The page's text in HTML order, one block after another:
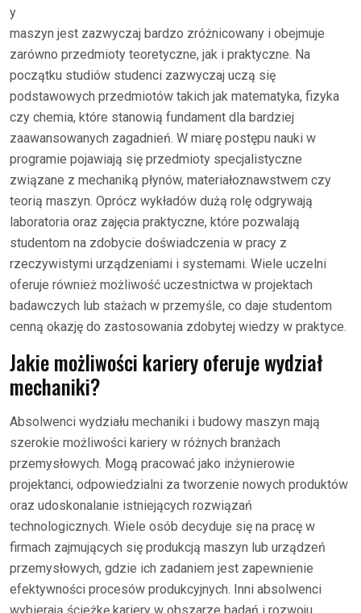
y
maszyn jest zazwyczaj bardzo zróżnicowany i obejmuje
zarówno przedmioty teoretyczne, jak i praktyczne. Na
początku studiów studenci zazwyczaj uczą się
podstawowych przedmiotów takich jak matematyka, fizyka
czy chemia, które stanowią fundament dla bardziej
zaawansowanych zagadnień. W miarę postępu nauki w
programie pojawiają się przedmioty specjalistyczne
związane z mechaniką płynów, materiałoznawstwem czy
teorią maszyn. Oprócz wykładów dużą rolę odgrywają
laboratoria oraz zajęcia praktyczne, które pozwalają
studentom na zdobycie doświadczenia w pracy z
rzeczywistymi urządzeniami i systemami. Wiele uczelni
oferuje również możliwość uczestnictwa w projektach
badawczych lub stażach w przemyśle, co daje studentom
cenną okazję do zastosowania zdobytej wiedzy w praktyce.
Jakie możliwości kariery oferuje wydział
mechaniki?
Absolwenci wydziału mechaniki i budowy maszyn mają
szerokie możliwości kariery w różnych branżach
przemysłowych. Mogą pracować jako inżynierowie
projektanci, odpowiedzialni za tworzenie nowych produktów
oraz udoskonalanie istniejących rozwiązań
technologicznych. Wiele osób decyduje się na pracę w
firmach zajmujących się produkcją maszyn lub urządzeń
przemysłowych, gdzie ich zadaniem jest zapewnienie
efektywności procesów produkcyjnych. Inni absolwenci